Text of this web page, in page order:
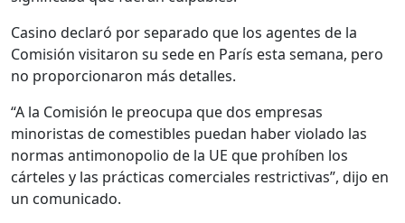
Casino declaró por separado que los agentes de la
Comisión visitaron su sede en París esta semana, pero
no proporcionaron más detalles.
“A la Comisión le preocupa que dos empresas
minoristas de comestibles puedan haber violado las
normas antimonopolio de la UE que prohíben los
cárteles y las prácticas comerciales restrictivas”, dijo en
un comunicado.